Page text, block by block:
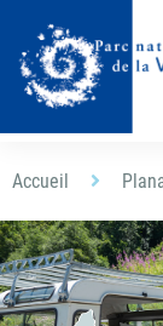
Aller à la
Accueil